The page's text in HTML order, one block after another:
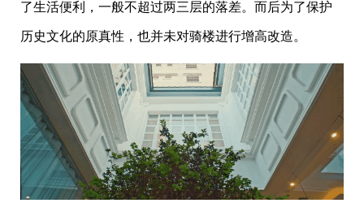
了生活便利，一般不超过两三层的落差。而后为了保护
历史文化的原真性，也并未对骑楼进行增高改造。